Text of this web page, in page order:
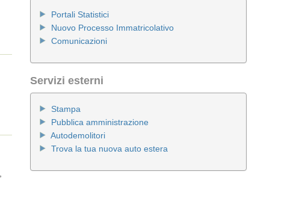
Portali Statistici
Nuovo Processo Immatricolativo
Comunicazioni
Servizi esterni
Stampa
Pubblica amministrazione
Autodemolitori
Trova la tua nuova auto estera